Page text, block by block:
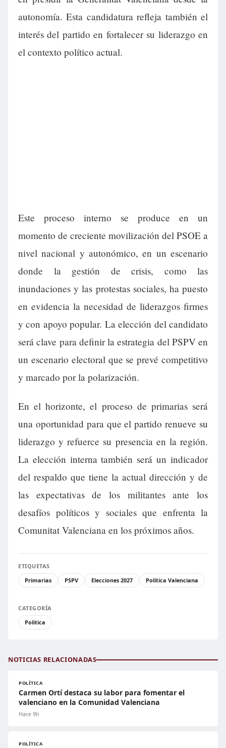
autonomía. Esta candidatura refleja también el
interés del partido en fortalecer su liderazgo en
el contexto político actual.
Este proceso interno se produce en un
momento de creciente movilización del PSOE a
nivel nacional y autonómico, en un escenario
donde la gestión de crisis, como las
inundaciones y las protestas sociales, ha puesto
en evidencia la necesidad de liderazgos firmes
y con apoyo popular. La elección del candidato
será clave para definir la estrategia del PSPV en
un escenario electoral que se prevé competitivo
y marcado por la polarización.
En el horizonte, el proceso de primarias será
una oportunidad para que el partido renueve su
liderazgo y refuerce su presencia en la región.
La elección interna también será un indicador
del respaldo que tiene la actual dirección y de
las expectativas de los militantes ante los
desafíos políticos y sociales que enfrenta la
Comunitat Valenciana en los próximos años.
ETIQUETAS
Primarias
PSPV Elecciones 2027 Política Valenciana
CATEGORÍA
Política
NOTICIAS RELACIONADAS
POLÍTICA
Carmen Ortí destaca su labor para fomentar el
valenciano en la Comunidad Valenciana
Hace 9h
POLÍTICA